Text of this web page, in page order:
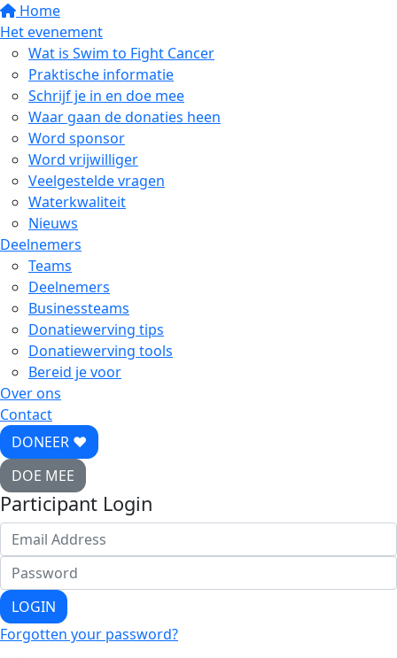
Home
Het evenement
Wat is Swim to Fight Cancer
Praktische informatie
Schrijf je in en doe mee
Waar gaan de donaties heen
Word sponsor
Word vrijwilliger
Veelgestelde vragen
Waterkwaliteit
Nieuws
Deelnemers
Teams
Deelnemers
Businessteams
Donatiewerving tips
Donatiewerving tools
Bereid je voor
Over ons
Contact
DONEER ♥
DOE MEE
Participant Login
LOGIN
Forgotten your password?